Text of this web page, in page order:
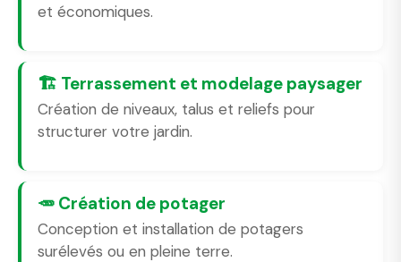
et économiques.
🏗️ Terrassement et modelage paysager
Création de niveaux, talus et reliefs pour
structurer votre jardin.
🥕 Création de potager
Conception et installation de potagers
surélevés ou en pleine terre.